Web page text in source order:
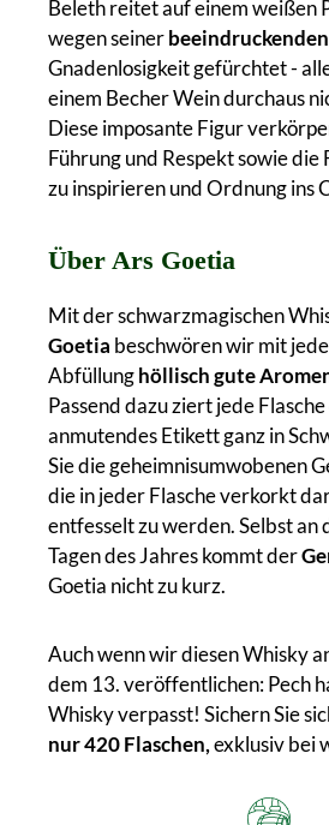
Beleth reitet auf einem weißen
wegen seinerbeeindruckenden
Gnadenlosigkeit gefürchtet -
einem Becher Wein durchaus
Diese imposante Figur
Führung und Respekt sowie
zu inspirieren und Ordnung ins
Über Ars Goetia
Mit der schwarzmagischen
Goetia beschwören wir mit
Abfüllunghöllisch gute
Passend dazu ziert jede
anmutendes Etikett ganz in
Sie die geheimnisumwobenen
die in jeder Flasche verkorkt
entfesselt zu werden. Selbst an
Tagen des Jahres kommt der
Goetia nicht zu kurz.
Auch wenn wir diesen Whisky
dem 13. veröffentlichen: Pech
Whisky verpasst! Sichern Sie
nur 420 Flaschen,exklusiv bei